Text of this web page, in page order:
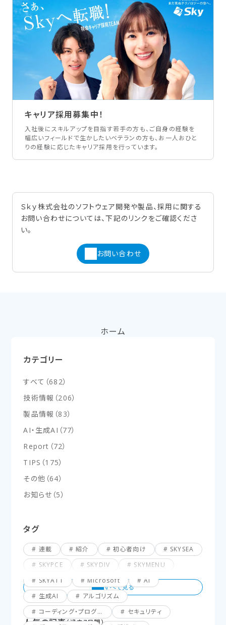
キャリア採用募集中！
入社後にスキルアップを目指す若手の方も、ご自身の経験を
幅広いフィールドで生かしたいベテランの方も、お一人おひと
りの経験に応じたキャリア採用を行っています。
Ｓｋｙ株式会社のソフトウェア開発や製品、採用に関する
お問い合わせについては、下記のリンクをご確認くださ
い。
お問い合わせ
ホーム
カテゴリー
すべて （682）
技術情報 （206）
製品情報 （83）
AI・生成AI （77）
Report （72）
TIPS （175）
その他 （64）
お知らせ （5）
タグ
連載 紹介 初心者向け
SKYSEA
SKYPCE
SKYDIV
SKYMENU
SKYATT
Microsoft
AI
生成AI
アルゴリズム
コーディング・プログラミング
セキュリティ
人気の記事（過去7日間）